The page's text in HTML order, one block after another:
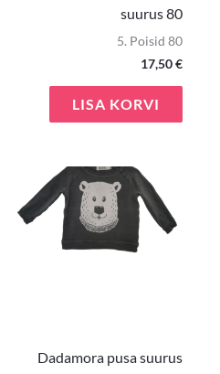
suurus 80
5. Poisid 80
17,50€
LISA KORVI
3,50 €.
Dadamora pusa suurus